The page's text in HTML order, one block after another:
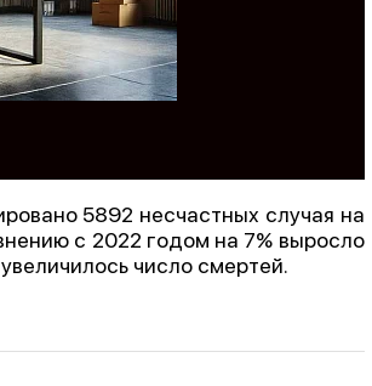
5892 несчастных случая на
с 2022 годом на 7% выросло
число смертей.